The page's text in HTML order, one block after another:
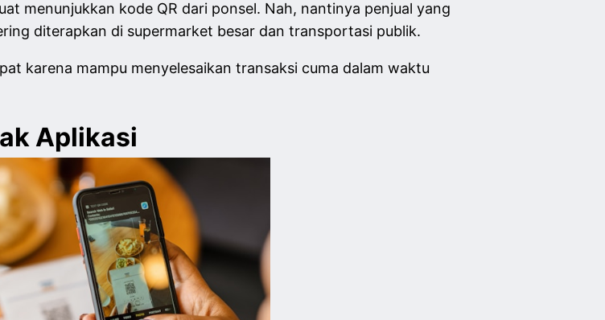
menunjukkan kode QR dari ponsel. Nah, nantinya penjual yang
diterapkan di supermarket besar dan transportasi publik.
karena mampu menyelesaikan transaksi cuma dalam waktu
Aplikasi